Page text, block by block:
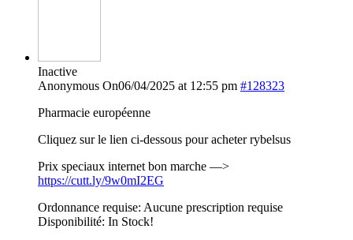
Inactive
Anonymous On06/04/2025 at 12:55 pm #128323
Pharmacie européenne
Cliquez sur le lien ci-dessous pour acheter rybelsus
Prix speciaux internet bon marche —>
https://cutt.ly/9w0mI2EG
Ordonnance requise: Aucune prescription requise
Disponibilité: In Stock!